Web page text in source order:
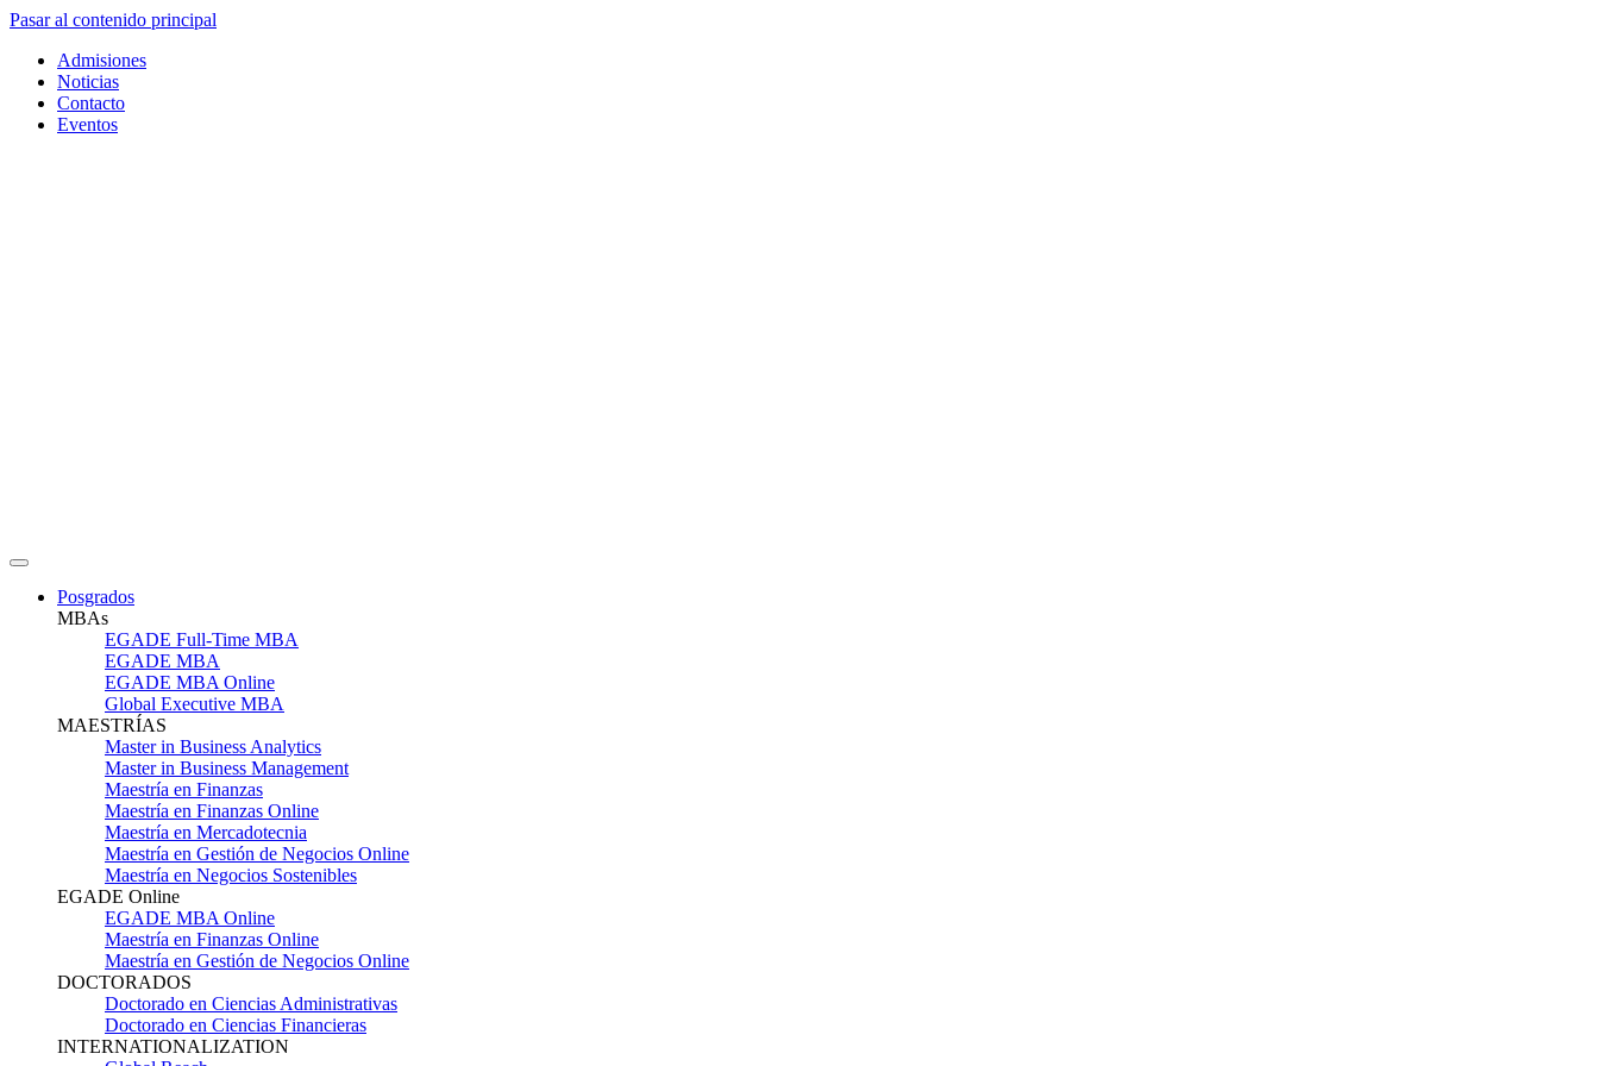
Pasar al contenido principal
Admisiones
Noticias
Contacto
Eventos
Posgrados
MBAs
EGADE Full-Time MBA
EGADE MBA
EGADE MBA Online
Global Executive MBA
MAESTRÍAS
Master in Business Analytics
Master in Business Management
Maestría en Finanzas
Maestría en Finanzas Online
Maestría en Mercadotecnia
Maestría en Gestión de Negocios Online
Maestría en Negocios Sostenibles
EGADE Online
EGADE MBA Online
Maestría en Finanzas Online
Maestría en Gestión de Negocios Online
DOCTORADOS
Doctorado en Ciencias Administrativas
Doctorado en Ciencias Financieras
INTERNATIONALIZATION